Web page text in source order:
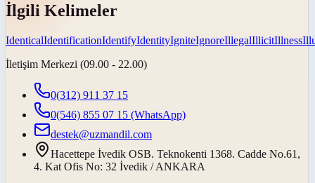
İlgili Kelimeler
IdenticalIdentificationIdentifyIdentityIgniteIgnoreIllegalIllicitIllness
İletişim Merkezi (09.00 - 22.00)
0(312) 911 37 15
0(546) 855 07 15 (WhatsApp)
destek@uzmandil.com
Hacettepe İvedik OSB. Teknokenti 1368. Cadde No.61,
4. Kat Ofis No: 32 İvedik / ANKARA